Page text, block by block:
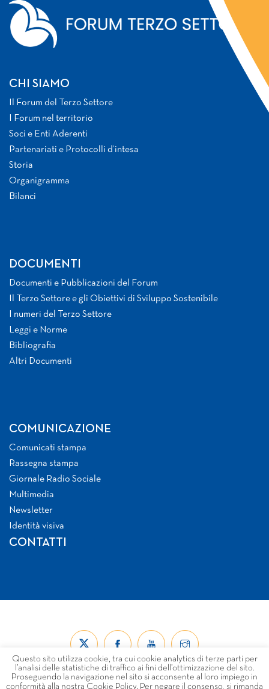
CHI SIAMO
Il Forum del Terzo Settore
I Forum nel territorio
Soci e Enti Aderenti
Partenariati e Protocolli d’intesa
Storia
Organigramma
Bilanci
DOCUMENTI
Documenti e Pubblicazioni del Forum
Il Terzo Settore e gli Obiettivi di Sviluppo Sostenibile
I numeri del Terzo Settore
Leggi e Norme
Bibliografia
Altri Documenti
COMUNICAZIONE
Comunicati stampa
Rassegna stampa
Giornale Radio Sociale
Multimedia
Newsletter
Identità visiva
CONTATTI
Questo sito utilizza cookie, tra cui cookie analytics di terze parti per
l’analisi delle statistiche di traffico ai fini dell’ottimizzazione del sito.
Proseguendo la navigazione nel sito si acconsente al loro impiego in
conformità alla nostra Cookie Policy. Per negare il consenso, si rimanda